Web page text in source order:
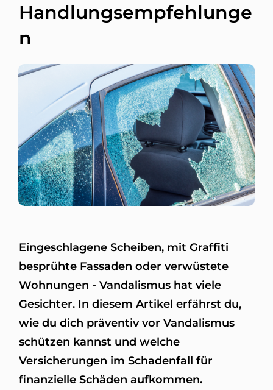
Handlungsempfehlunge
n
Eingeschlagene Scheiben, mit Graffiti
besprühte Fassaden oder verwüstete
Wohnungen - Vandalismus hat viele
Gesichter. In diesem Artikel erfährst du,
wie du dich präventiv vor Vandalismus
schützen kannst und welche
Versicherungen im Schadenfall für
finanzielle Schäden aufkommen.